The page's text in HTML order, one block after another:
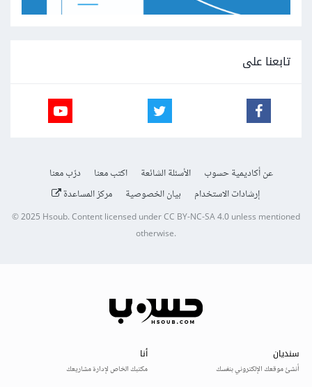
تابعنا على
عن أكاديمية حسوب الأسئلة الشائعة اكتب معنا
درّب معنا
إرشادات الاستخدام
بيان الخصوصية مركز المساعدة
© 2025Hsoub.Content licensed underCC BY-NC-SA 4.0unless mentioned
otherwise.